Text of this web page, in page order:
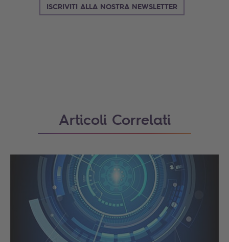
ISCRIVITI ALLA NOSTRA NEWSLETTER
Articoli Correlati